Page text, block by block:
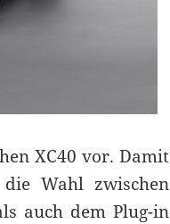
XC40 vor. Damit
Wahl zwischen
auch dem Plug-in